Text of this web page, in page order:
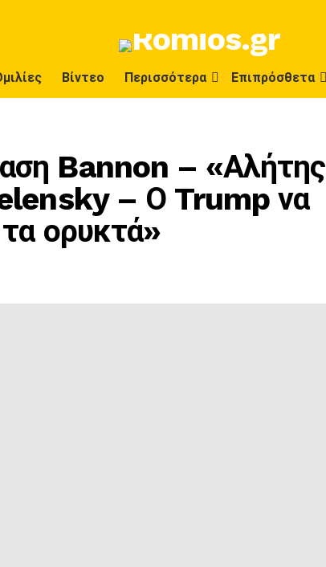
Βίντεο Περισσότερα Επιπρόσθετα
Bannon – «Αλήτης
– Ο Trump να
ορυκτά»